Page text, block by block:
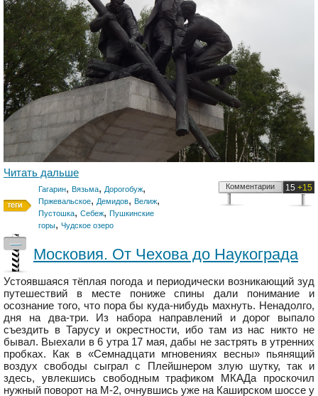
Читать дальше
Гагарин, Вязьма, Дорогобуж,
Пржевальское, Демидов, Велиж,
Пустошка, Себеж, Пушкинские
горы, Чудское озеро
15 +15
Комментарии
—
Московия. От Чехова до Наукограда
Устоявшаяся тёплая погода и периодически возникающий зуд
путешествий в месте пониже спины дали понимание и
осознание того, что пора бы куда-нибудь махнуть. Ненадолго,
дня на два-три. Из набора направлений и дорог выпало
съездить в Тарусу и окрестности, ибо там из нас никто не
бывал. Выехали в 6 утра 17 мая, дабы не застрять в утренних
пробках. Как в «Семнадцати мгновениях весны» пьянящий
воздух свободы сыграл с Плейшнером злую шутку, так и
здесь, увлекшись свободным трафиком МКАДа проскочил
нужный поворот на М-2, очнувшись уже на Каширском шоссе у